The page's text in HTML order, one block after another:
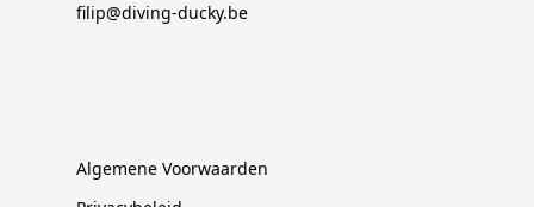
filip@diving-ducky.be
Algemene Voorwaarden